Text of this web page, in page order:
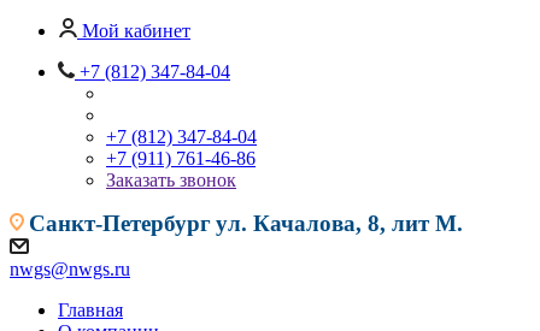
Мой кабинет
+7 (812) 347-84-04
+7 (812) 347-84-04
+7 (911) 761-46-86
Заказать звонок
Санкт-Петербургул. Качалова, 8, лит М.
nwgs@nwgs.ru
Главная